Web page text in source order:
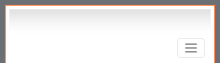
Перейти к основному содержанию